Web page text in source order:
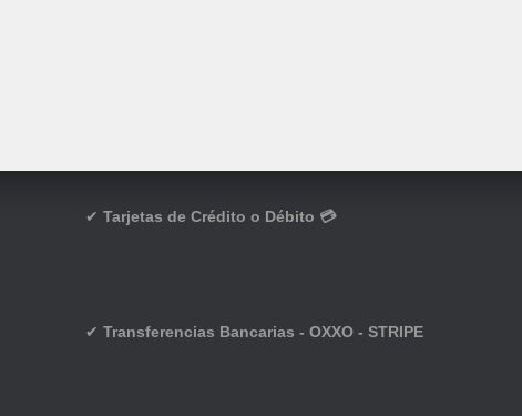
✔ Tarjetas de Crédito o Débito 💳
✔ Transferencias Bancarias - OXXO - STRIPE